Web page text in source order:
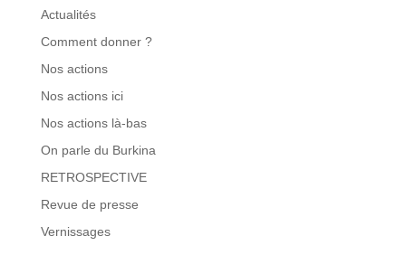
Actualités
Comment donner ?
Nos actions
Nos actions ici
Nos actions là-bas
On parle du Burkina
RETROSPECTIVE
Revue de presse
Vernissages